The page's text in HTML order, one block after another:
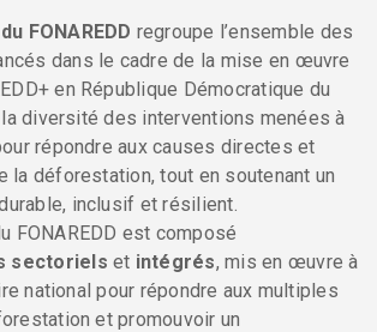
FONAREDD regroupe l’ensemble des
dans le cadre de la mise en œuvre
en République Démocratique du
diversité des interventions menées à
répondre aux causes directes et
la déforestation, tout en soutenant un
inclusif et résilient.
FONAREDD est composé
sectoriels et intégrés, mis en œuvre à
national pour répondre aux multiples
et promouvoir un